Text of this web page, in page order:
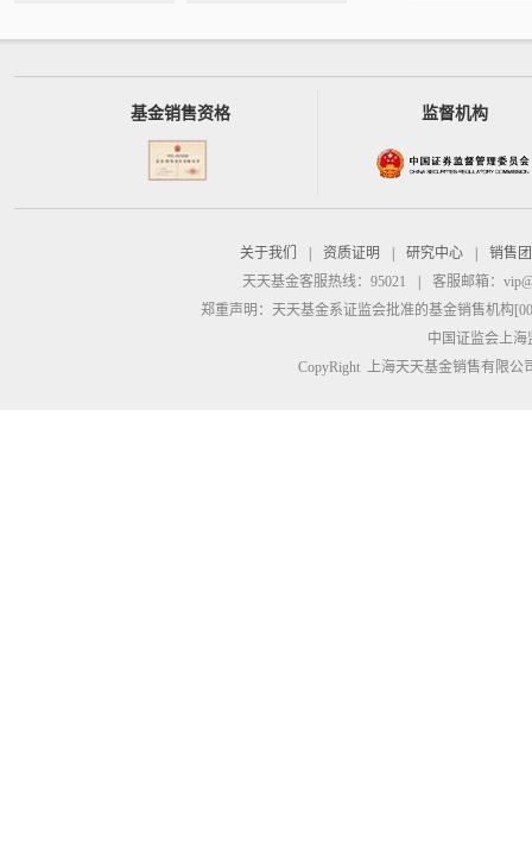
基金销售资格 监督机构
关于我们 资质证明 研究中心
销售
天天基金客服热线：95021
客服邮箱：
郑重声明： 天天基金系证监会批准的基金销售机构
中国证监会上
CopyRight 上海天天基金销售有限